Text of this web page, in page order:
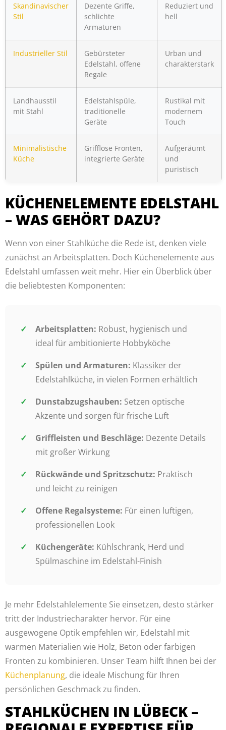
Skandinavischer
Stil
Dezente Griffe,
schlichte
Armaturen
Reduziert und
hell
Industrieller Stil
Gebürsteter
Edelstahl, offene
Regale
Urban und
charakterstark
Landhausstil
mit Stahl
Edelstahlspüle,
traditionelle
Geräte
Rustikal mit
modernem
Touch
Minimalistische
Küche
Grifflose Fronten,
integrierte Geräte
Aufgeräumt
und
puristisch
KÜCHENELEMENTE EDELSTAHL
– WAS GEHÖRT DAZU?
Wenn von einer Stahlküche die Rede ist, denken viele
zunächst an Arbeitsplatten. Doch Küchenelemente aus
Edelstahl umfassen weit mehr. Hier ein Überblick über
die beliebtesten Komponenten:
Arbeitsplatten: Robust, hygienisch und
ideal für ambitionierte Hobbyköche
Spülen und Armaturen: Klassiker der
Edelstahlküche, in vielen Formen erhältlich
Dunstabzugshauben: Setzen optische
Akzente und sorgen für frische Luft
Griffleisten und Beschläge: Dezente Details
mit großer Wirkung
Rückwände und Spritzschutz: Praktisch
und leicht zu reinigen
Offene Regalsysteme: Für einen luftigen,
professionellen Look
Küchengeräte: Kühlschrank, Herd und
Spülmaschine im Edelstahl-Finish
Je mehr Edelstahlelemente Sie einsetzen, desto stärker
tritt der Industriecharakter hervor. Für eine
ausgewogene Optik empfehlen wir, Edelstahl mit
warmen Materialien wie Holz, Beton oder farbigen
Fronten zu kombinieren. Unser Team hilft Ihnen bei der
Küchenplanung, die ideale Mischung für Ihren
persönlichen Geschmack zu finden.
STAHLKÜCHEN IN LÜBECK –